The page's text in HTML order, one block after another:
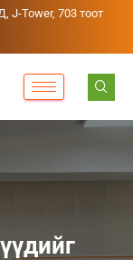
J-Tower, 703 тоот